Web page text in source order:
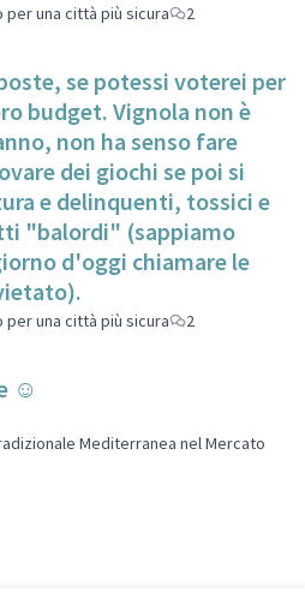
per una città più sicura 2
se potessi voterei per
budget. Vignola non è
non ha senso fare
dei giochi se poi si
e delinquenti, tossici e
"balordi" (sappiamo
d'oggi chiamare le
per una città più sicura 2
☺️
Mediterranea nel Mercato